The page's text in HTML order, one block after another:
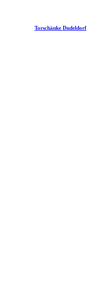
Torschänke Dudeldorf